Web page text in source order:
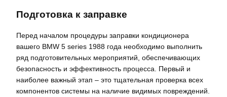
Подготовка к заправке
Перед началом процедуры заправки кондиционера
вашего BMW 5 series 1988 года необходимо выполнить
ряд подготовительных мероприятий, обеспечивающих
безопасность и эффективность процесса. Первый и
наиболее важный этап – это тщательная проверка всех
компонентов системы на наличие видимых повреждений.